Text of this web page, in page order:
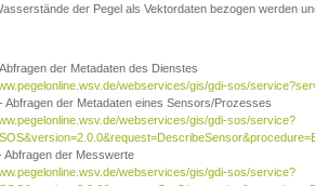
der Pegel als Vektordaten bezogen werden
der Metadaten des Dienstes
webservices/gis/gdi-sos/
Abfragen der Metadaten eines Sensors/Prozesses
webservices/gis/gdi-sos/service?
Abfragen der Messwerte
webservices/gis/gdi-sos/service?